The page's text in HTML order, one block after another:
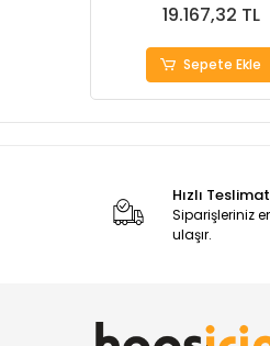
19.167,32 TL
Sepete Ekle
Hızlı Teslimat
Siparişleriniz
ulaşır.